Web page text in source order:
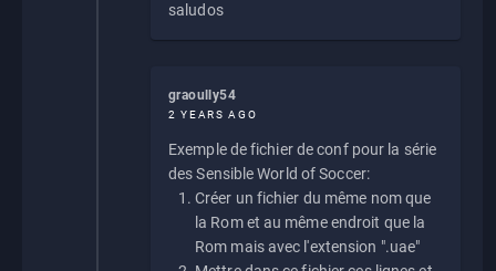
saludos
graoully54
2 YEARS AGO
Exemple de fichier de conf pour la série
des Sensible World of Soccer:
Créer un fichier du même nom que
la Rom et au même endroit que la
Rom mais avec l'extension ".uae"